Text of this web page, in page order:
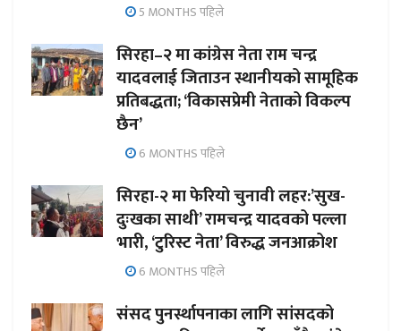
5 MONTHS पहिले
सिरहा–२ मा कांग्रेस नेता राम चन्द्र
यादवलाई जिताउन स्थानीयको सामूहिक
प्रतिबद्धता; ‘विकासप्रेमी नेताको विकल्प
छैन’
6 MONTHS पहिले
सिरहा-२ मा फेरियो चुनावी लहर:’सुख-
दुःखका साथी’ रामचन्द्र यादवको पल्ला
भारी, ‘टुरिस्ट नेता’ विरुद्ध जनआक्रोश
6 MONTHS पहिले
संसद पुनर्स्थापनाका लागि सांसदको